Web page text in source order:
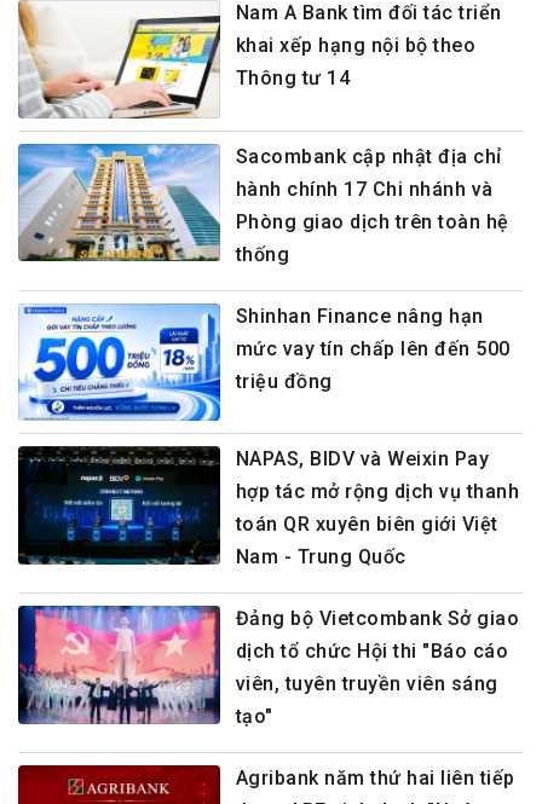
Nam A Bank tìm đối tác triển
khai xếp hạng nội bộ theo
Thông tư 14
Sacombank cập nhật địa chỉ
hành chính 17 Chi nhánh và
Phòng giao dịch trên toàn hệ
thống
Shinhan Finance nâng hạn
mức vay tín chấp lên đến 500
triệu đồng
NAPAS, BIDV và Weixin Pay
hợp tác mở rộng dịch vụ thanh
toán QR xuyên biên giới Việt
Nam - Trung Quốc
Đảng bộ Vietcombank Sở giao
dịch tổ chức Hội thi "Báo cáo
viên, tuyên truyền viên sáng
tạo"
Agribank năm thứ hai liên tiếp